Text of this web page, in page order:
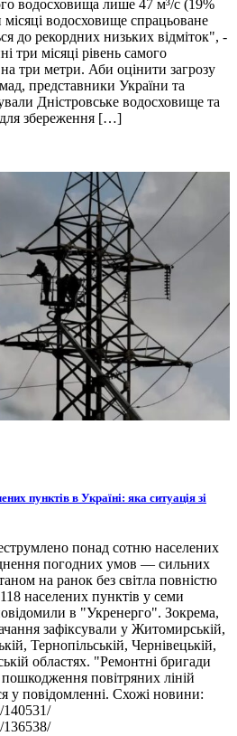
водосховища лише 47 м³/с (19%
місяці водосховище спрацьоване
до рекордних низьких відміток", -
три місяці рівень самого
три метри. Аби оцінити загрозу
представники України та
Дністровське водосховище та
збереження […]
пунктів в Україні: яка ситуація зі
понад сотню населених
погодних умов — сильних
на ранок без світла повністю
населених пунктів у семи
в "Укренерго". Зокрема,
зафіксували у Житомирській,
Тернопільській, Чернівецькій,
областях. "Ремонтні бригади
повітряних ліній
у повідомленні. Схожі новини:
140531/
136538/